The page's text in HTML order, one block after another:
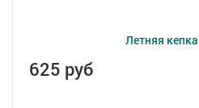
Летняя
625 руб